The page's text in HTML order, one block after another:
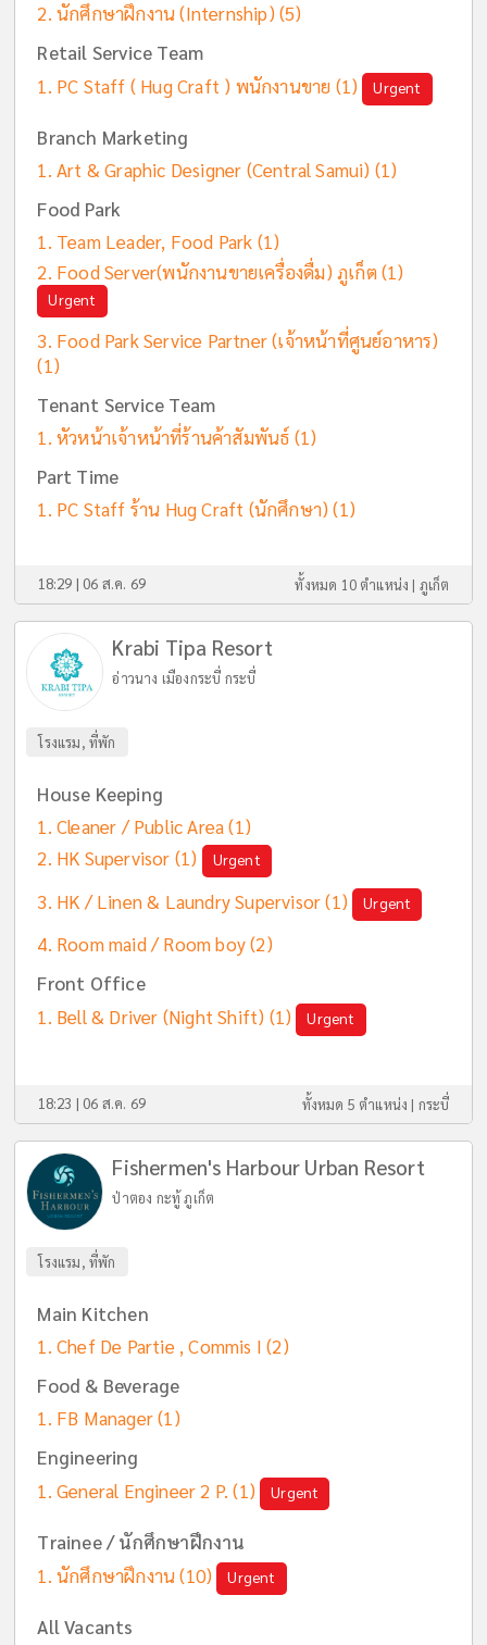
นักศึกษาฝึกงาน (Internship) (5)
Retail Service Team
PC Staff ( Hug Craft ) พนักงานขาย (1) Urgent
Branch Marketing
Art & Graphic Designer (Central Samui) (1)
Food Park
Team Leader, Food Park (1)
Food Server(พนักงานขายเครื่องดื่ม) ภูเก็ต(1)
Urgent
Food Park Service Partner (เจ้าหน้าที่ศูนย์อาหาร)
(1)
Tenant Service Team
หัวหน้าเจ้าหน้าที่ร้านค้าสัมพันธ์ (1)
Part Time
PC Staff ร้าน Hug Craft (นักศึกษา) (1)
18:29 | 06 ส.ค. 69 ทั้งหมด 10 ตำแหน่ง | ภูเก็ต
Krabi Tipa Resort
อ่าวนาง เมืองกระบี่ กระบี่
โรงแรม, ที่พัก
House Keeping
Cleaner / Public Area(1)
HK Supervisor (1) Urgent
HK / Linen & Laundry Supervisor(1) Urgent
Room maid / Room boy(2)
Front Office
Bell & Driver (Night Shift) (1) Urgent
18:23 | 06 ส.ค. 69 ทั้งหมด 5 ตำแหน่ง | กระบี่
Fishermen's Harbour Urban Resort
ป่าตอง กะทู้ ภูเก็ต
โรงแรม, ที่พัก
Main Kitchen
Chef De Partie , Commis I (2)
Food & Beverage
FB Manager(1)
Engineering
General Engineer 2 P. (1) Urgent
Trainee / นักศึกษาฝึกงาน
นักศึกษาฝึกงาน(10) Urgent
All Vacants